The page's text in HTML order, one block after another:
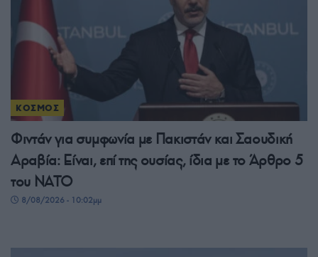
ΚΟΣΜΟΣ
Φιντάν για συμφωνία με Πακιστάν και Σαουδική
Αραβία: Είναι, επί της ουσίας, ίδια με το Άρθρο 5
του ΝΑΤΟ
8/08/2026 - 10:02μμ